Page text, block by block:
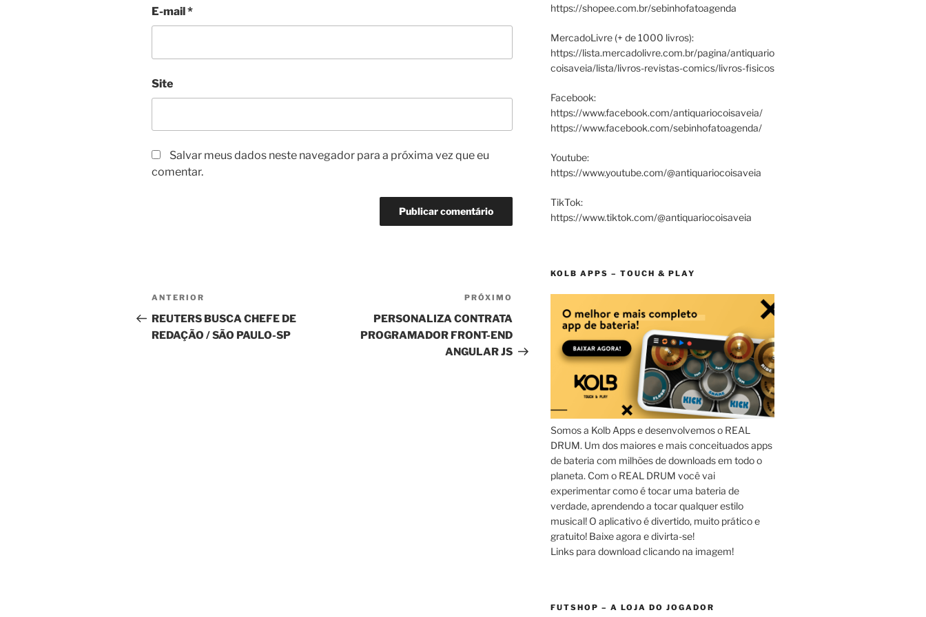
E-mail *
Site
Salvar meus dados neste navegador para a próxima vez que eu
comentar.
Navegação
de
Post
Post
anterior
ANTERIOR
REUTERS BUSCA CHEFE DE
REDAÇÃO / SÃO PAULO-SP
PRÓXIMO
PERSONALIZA CONTRATA
PROGRAMADOR FRONT-END
ANGULAR JS
https://shopee.com.br/sebinhofatoagenda
MercadoLivre (+ de 1000 livros):
https://lista.mercadolivre.com.br/pagina/antiquario
coisaveia/lista/livros-revistas-comics/livros-fisicos
Facebook:
https://www.facebook.com/antiquariocoisaveia/
https://www.facebook.com/sebinhofatoagenda/
Youtube:
https://www.youtube.com/@antiquariocoisaveia
TikTok:
https://www.tiktok.com/@antiquariocoisaveia
KOLB APPS – TOUCH & PLAY
Somos a Kolb Apps e desenvolvemos o REAL
DRUM. Um dos maiores e mais conceituados apps
de bateria com milhões de downloads em todo o
planeta. Com o REAL DRUM você vai
experimentar como é tocar uma bateria de
verdade, aprendendo a tocar qualquer estilo
musical! O aplicativo é divertido, muito prático e
gratuito! Baixe agora e divirta-se!
Links para download clicando na imagem!
FUTSHOP – A LOJA DO JOGADOR